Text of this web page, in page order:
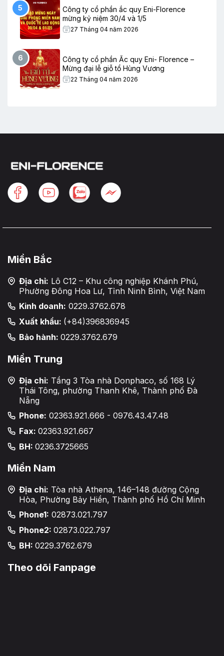
5
Công ty cổ phần ắc quy Eni-Florence
mừng kỷ niệm 30/4 và 1/5
27 Tháng 04 năm 2026
6
Công ty cổ phần Ắc quy Eni- Florence –
Mừng đại lễ giỗ tổ Hùng Vương
22 Tháng 04 năm 2026
Miền Bắc
Địa chỉ: Lô C12 – Khu công nghiệp Khánh Phú,
Phường Đông Hoa Lư, Tỉnh Ninh Bình, Việt Nam
Kinh doanh: 0229.3762.678
Xuất khẩu: (+84)396836945
Bảo hành: 0229.3762.679
Miền Trung
Địa chỉ: Tầng 3 Tòa nhà Donphaco, số 168 Lý
Thái Tông, phường Thanh Khê, Thành phố Đà
Nẵng
Phone: 02363.921.666 - 0976.43.47.48
Fax: 02363.921.667
BH: 0236.3725665
Miền Nam
Địa chỉ: Tòa nhà Athena, 146–148 đường Cộng
Hòa, Phường Bảy Hiền, Thành phố Hồ Chí Minh
Phone1: 02873.021.797
Phone2: 02873.022.797
BH: 0229.3762.679
Theo dõi Fanpage